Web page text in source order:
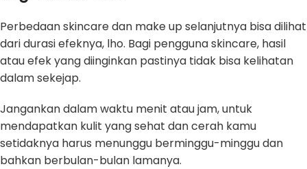
Perbedaan skincare dan make up selanjutnya bisa dilihat
dari durasi efeknya, lho. Bagi pengguna skincare, hasil
atau efek yang diinginkan pastinya tidak bisa kelihatan
dalam sekejap.
Jangankan dalam waktu menit atau jam, untuk
mendapatkan kulit yang sehat dan cerah kamu
setidaknya harus menunggu berminggu-minggu dan
bahkan berbulan-bulan lamanya.